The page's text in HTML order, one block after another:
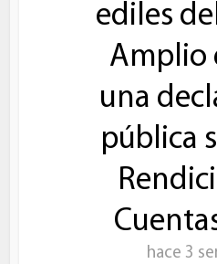
ediles
Amplio
una
pública
hace 3